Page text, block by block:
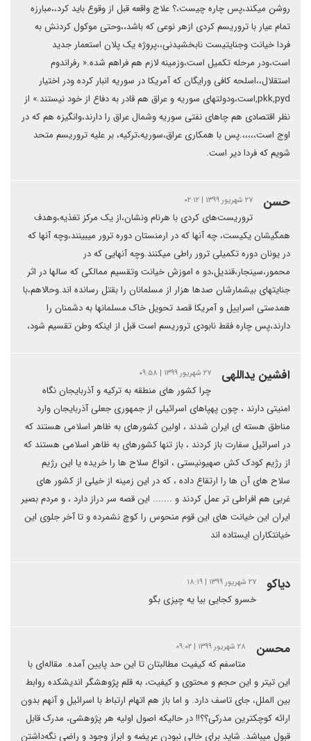
روشن میکند،پس چاره چیست،؟ علاج واقعه قبل از وقوع باید کرد،،مبارزه
تمام عیار با تروریسم کردی ازهر نوعی که باشد،،وحتی موکول کردنش به
فردا خیانت وجنایتیست نابخشیدنی،،پروژه یک پلان استعمار جدید
است،ودر مرحله تکمیل است،وزمینه لازم هم فراهم شده.« رفراندوم
استقلال،،اسلحه کافی ورایگان که آمریکا در سوریه انبار کرده ودر اختیار
pkk,pyd,است،ودولتهای سوریه و عراق هم قادر به دفاع از خود نیستند.» از
نظر اقتصادی هم چاهای نفتی سوریه وشمال عراق را دارند،وانگیزه هم که در
اوج است،،،،،.پس با همکاری عراق،سوریه،ترکیه، بر علیه تروریسم متحد
شویم که فردا دیر است.
حسن ۲۷ شهریور ۱۳۹۹ | ۰۲:۱۲
تروریست‌های کردی با هرنام ونشان،از یک مرکز تغذیه،وهدف
همگیشان یکیست، چه آنها که در ارمنستان دوره ترور میبینند،وچه آنها که
در یونان دوره تکمیلی ترور راطی میکنند.وچه آنهایی که در
محمور،سینجار،قندیل،دو ه اموزش خیانت وتقسیم ممالکی که سالها در اثر
جنایتهای بیشمارشان صدها هزار از مسلمانان را بقتل رسانده اند.وحالاهم،با
همدستی اسراییل و آمریکا قصد تحویل خاک مسلمانها به دشمنان را
دارند،پس چاره فقط نابودی تروریسم است قبل از اینکه وطن تقسیم شود،
افشین یداللهی ۲۷ شهریور ۱۳۹۹ | ۰۹:۵۸
چرا کشور های منطقه به ترکیه و آذربایجان نگاه
امنیتی دارند ، چون پهپاهای اسرائیلی از جمهوری جعلی آذربایجان وارد
مناطق هسته ای ایران شدند ، اولین کشورهای به ظاهر اسلامی هستند که
در اسرائیل سفارت باز کردند ، باز تنها کشورهای به ظاهر اسلامی هستند که
از رژیم کودک کش صهیونیستی ، انواع سلاح ها را خریده یا این رژیم
سلاح های آن ها را ارتقاع داده ، که در این زمینه از خیلی از کشور های
غربی هم افراطی تر عمل کردند و ....... این قصه سر دراز دارد ، و مردم بصیر
ایران این خیانت های این قوم منحوس را کوچ نشمرده و تا آخر جلوی این
خیانتکاران ایستاده اند
دياکو ۲۷ شهریور ۱۳۹۹ | ۱۸:۱۹
خسرو کجایی بیا یه چیزی بگو
محسن ۲۸ شهریور ۱۳۹۹ | ۰۹:۰۲
متاسفم کە کیفیت مطالبتان تا این حد پایین آمدە. مقالەای با
این تیتر و این حجم و محتوی و کیفیت، بە قلم پژوهشگر اندیشکدە روابط
بین الملل، جای تاسف دارد. و اما باز هم اتهام ارتباط با اسرائیل و آنهم بدون
ارائە کوچکترین مدرکی؟؟!! در حالیکە اصول اولیە هر پژوهشی، مدرک قابل
قبول میباشد. شاید برای خالی نبودن عریضە و ابراز وجود و راضی نگەداشتن